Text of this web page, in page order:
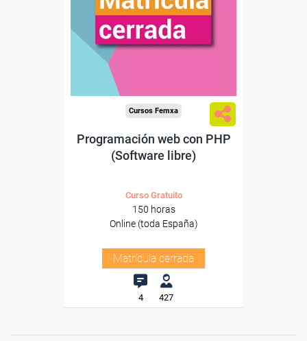
Cursos Femxa
Programación web con PHP
(Software libre)
Curso Gratuito
150 horas
Online (toda España)
Matrícula cerrada
4 427